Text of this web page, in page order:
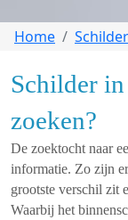
Home
Schilder
zoeken?
De zoektocht naar
informatie. Zo zijn
grootste verschil zit
Waarbij het